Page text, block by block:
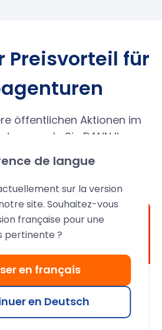
Preisvorteil für
öffentlichen Aktionen im
sammeln Sie DANN Ihre
Reseller-Rabatte bei
und zukünftigen Käufen.
Programm: Ihre
Rabatte
automatisch auf Ihr Konto
der Schwellenwert erreicht
ist.
de langue
sur la version
site. Souhaitez-vous
française pour une
pertinente ?
en français
en Deutsch